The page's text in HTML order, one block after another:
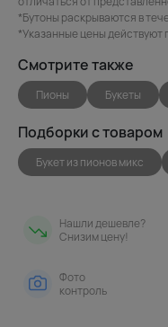
*Бутоны раскрываются в
*Указанные цены действуют
Смотрите также
Пионы Букеты
Подборки с товаром
Букет из пионов микс
Нашли дешевле?
Снизим цену!
Фото
контроль